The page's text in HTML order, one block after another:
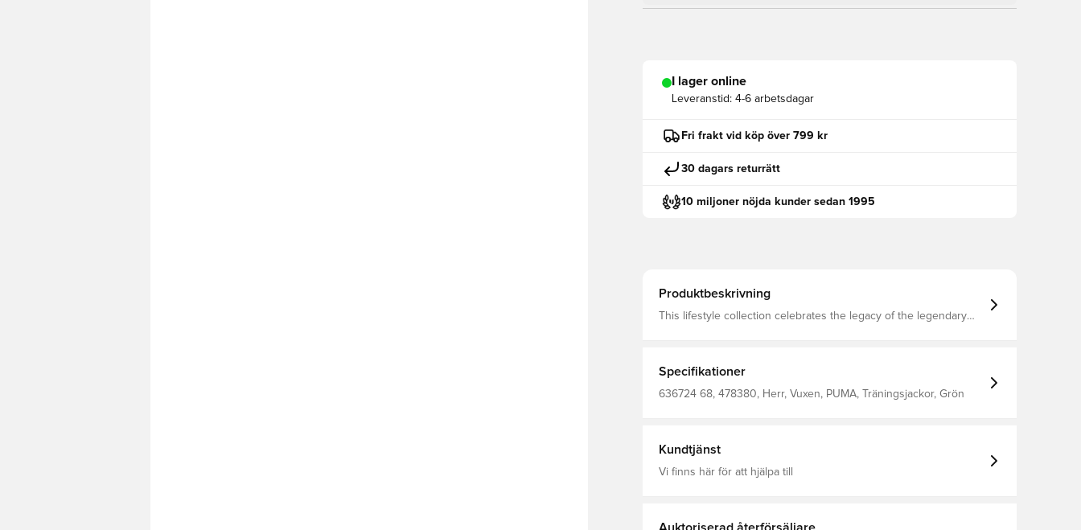
I lager online
Leveranstid: 4-6 arbetsdagar
Fri frakt vid köp över 799 kr
30 dagars returrätt
10 miljoner nöjda kunder sedan 1995
Produktbeskrivning
This lifestyle collection celebrates the legacy of the legendary
Fit: Boxy Length: Short Neck: Collar Main material type: Double
pique Short sleeves Signature PUMA branding
Specifikationer
636724 68, 478380, Herr, Vuxen, PUMA, Träningsjackor, Grön
Kundtjänst
Vi finns här för att hjälpa till